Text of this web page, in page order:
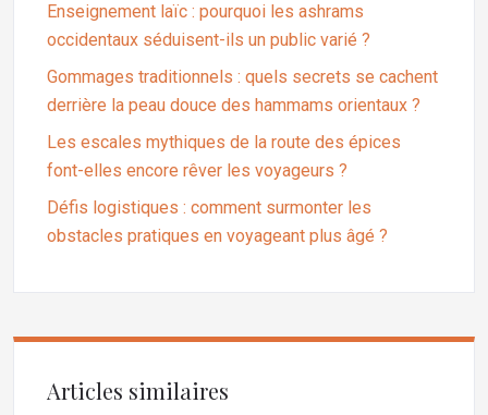
Enseignement laïc : pourquoi les ashrams
occidentaux séduisent-ils un public varié ?
Gommages traditionnels : quels secrets se cachent
derrière la peau douce des hammams orientaux ?
Les escales mythiques de la route des épices
font-elles encore rêver les voyageurs ?
Défis logistiques : comment surmonter les
obstacles pratiques en voyageant plus âgé ?
Articles similaires